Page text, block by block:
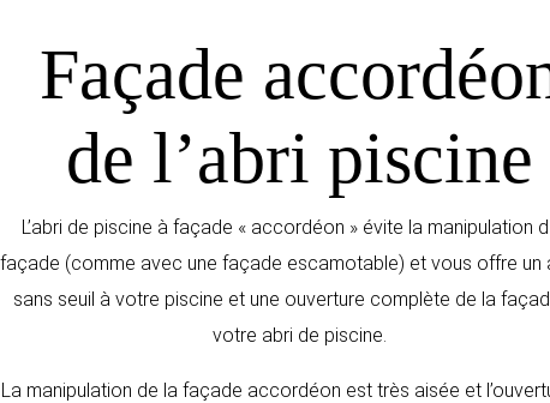
Façade
de l’abri piscine
L’abri de piscine à façade « accordéon » évite la manipulation
façade (comme avec une façade escamotable) et vous offre un
sans seuil à votre piscine et une ouverture complète de la
votre abri de piscine.
La manipulation de la façade accordéon est très aisée et